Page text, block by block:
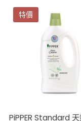
特價
PiPPER Standard